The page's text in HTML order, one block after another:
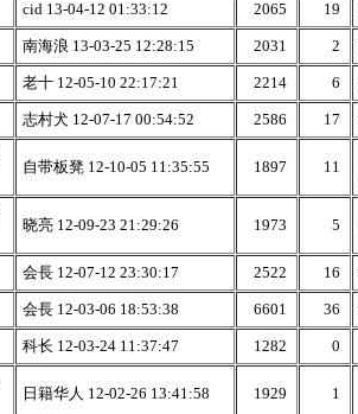
cid 13-04-12 01:33:12 2065 19
南海浪 13-03-25 12:28:15 2031 2
老十 12-05-10 22:17:21 2214 6
志村犬 12-07-17 00:54:52 2586 17
自带板凳 12-10-05 11:35:55 1897 11
晓亮 12-09-23 21:29:26 1973 5
会長 12-07-12 23:30:17 2522 16
会長 12-03-06 18:53:38 6601 36
科长 12-03-24 11:37:47 1282 0
日籍华人 12-02-26 13:41:58 1929 1